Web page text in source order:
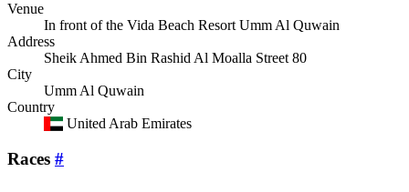
Venue
In front of the Vida Beach Resort Umm Al Quwain
Address
Sheik Ahmed Bin Rashid Al Moalla Street 80
City
Umm Al Quwain
Country
United Arab Emirates
Races #